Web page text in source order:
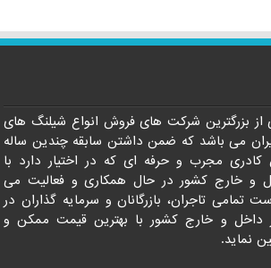
بزرگترین شرکت های فروش انواع شیلنگ های
می باشد که ضمن داشتن سابقه چندین ساله
مجرب و حرفه ای که در اختیار دارد با
و خارج کشور در حال همکاری و فعالیت می
تمامی تاجران، بازرگانان و سرمایه گذاران در
داخل و خارج کشور با بهترین قیمت ممکن و
نماید.